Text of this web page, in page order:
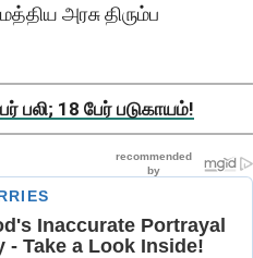
அரசு திரும்ப
பலி; 18 பேர் படுகாயம்!